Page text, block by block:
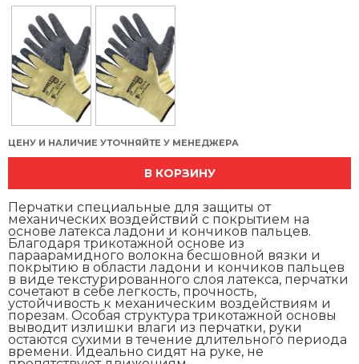
ЦЕНУ И НАЛИЧИЕ УТОЧНЯЙТЕ У МЕНЕДЖЕРА
В КОРЗИНУ
Перчатки специальные для защиты от
механических воздействий с покрытием на
основе латекса ладони и кончиков пальцев.
Благодаря трикотажной основе из
параарамидного волокна бесшовной вязки и
покрытию в области ладони и кончиков пальцев
в виде текстурированного слоя латекса, перчатки
сочетают в себе легкость, прочность,
устойчивость к механическим воздействиям и
порезам. Особая структура трикотажной основы
выводит излишки влаги из перчатки, руки
остаются сухими в течение длительного периода
времени. Идеально сидят на руке, не